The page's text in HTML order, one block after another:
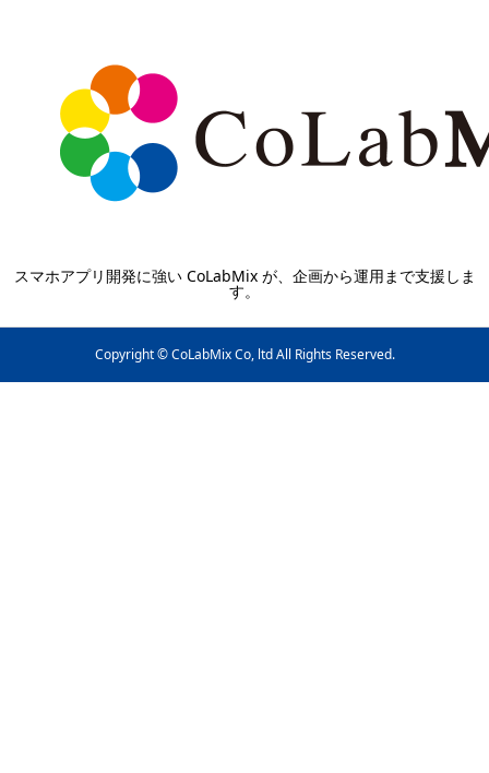
スマホアプリ開発に強い CoLabMix が、企画から運用まで支援しま
す。
Copyright © CoLabMix Co, ltd All Rights Reserved.